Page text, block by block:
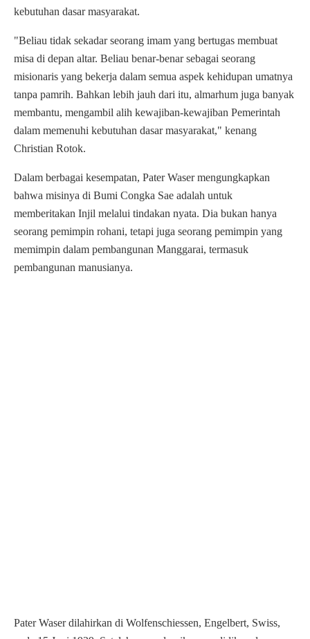
kebutuhan dasar masyarakat.
"Beliau tidak sekadar seorang imam yang bertugas membuat
misa di depan altar. Beliau benar-benar sebagai seorang
misionaris yang bekerja dalam semua aspek kehidupan umatnya
tanpa pamrih. Bahkan lebih jauh dari itu, almarhum juga banyak
membantu, mengambil alih kewajiban-kewajiban Pemerintah
dalam memenuhi kebutuhan dasar masyarakat," kenang
Christian Rotok.
Dalam berbagai kesempatan, Pater Waser mengungkapkan
bahwa misinya di Bumi Congka Sae adalah untuk
memberitakan Injil melalui tindakan nyata. Dia bukan hanya
seorang pemimpin rohani, tetapi juga seorang pemimpin yang
memimpin dalam pembangunan Manggarai, termasuk
pembangunan manusianya.
Pater Waser dilahirkan di Wolfenschiessen, Engelbert, Swiss,